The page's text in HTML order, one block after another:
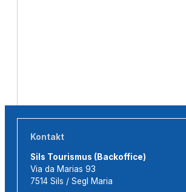
Kontakt
Sils Tourismus (Backoffice)
Via da Marias 93
7514 Sils / Segl Maria